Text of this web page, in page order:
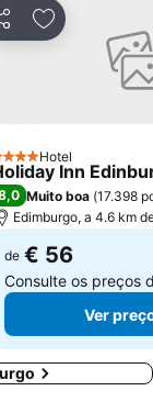
Adicionar
Estrelas
Hotel
Inn
Muito boa (17.398
Edimburgo, a 4.6 km
de € 56
Consulte os preços
Ver